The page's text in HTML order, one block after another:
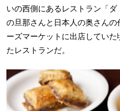
いの西側にあるレストラン「
の旦那さんと日本人の奥さん
ーズマーケットに出店してい
たレストランだ。